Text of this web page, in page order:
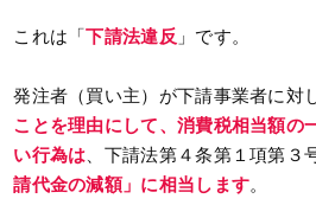
これは「下請法違反 」です。
発注者（買い主）が下請事業者に対
ことを理由にして、消費税相当額の
い行為は 、下請法第４条第１項第３
請代金の減額」に相当します。